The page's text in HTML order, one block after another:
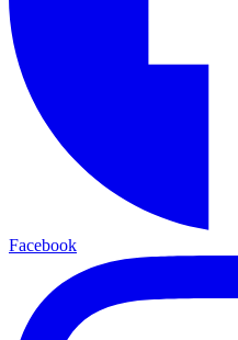
Facebook